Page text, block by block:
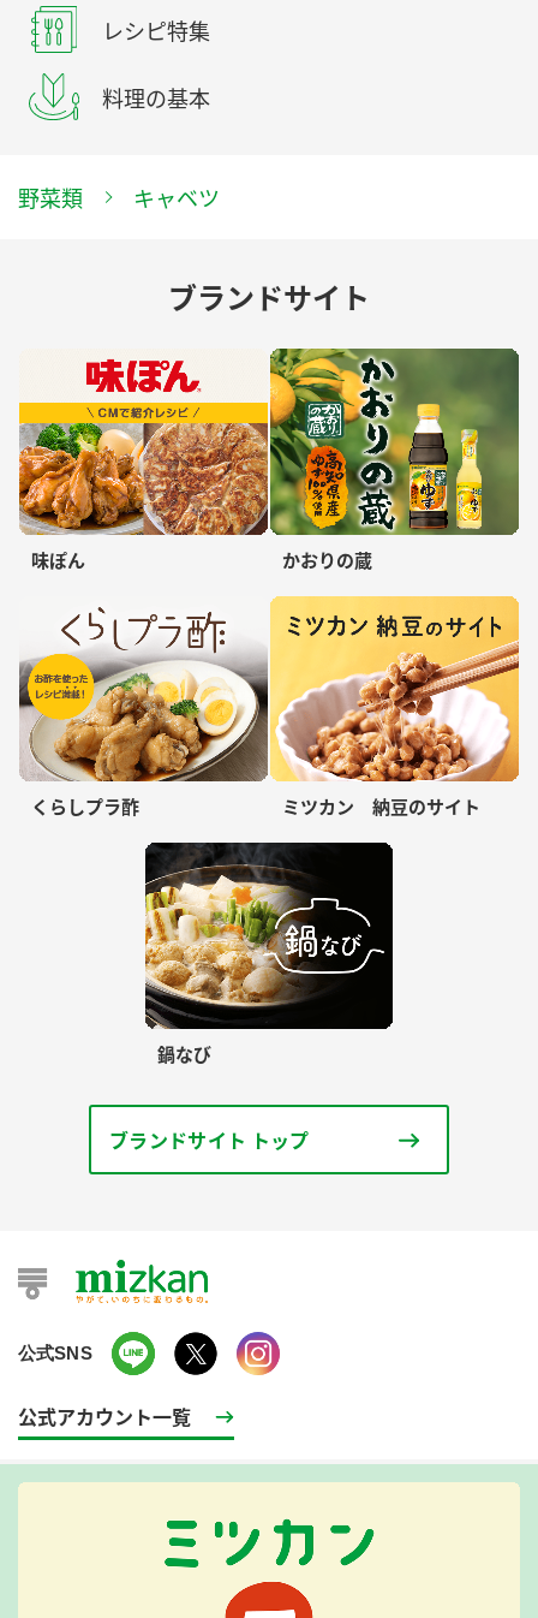
レシピ特集
料理の基本
野菜類 キャベツ
ブランドサイト
味ぽん かおりの蔵
くらしプラ酢 ミツカン 納豆のサイト
鍋なび
ブランドサイト トップ
公式SNS
公式アカウント一覧